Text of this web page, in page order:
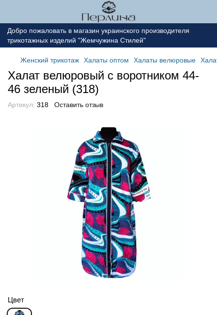
Добро пожаловать в магазин украинского производителя
трикотажных изделий "Жемчужина Стилей"
Женский трикотаж Халаты оптом Халаты велюровые
Халат велюровый с воротником 44-
46 зеленый (318)
Артикул: 318 Оставить отзыв
Цвет